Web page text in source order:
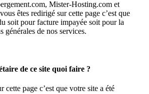
Mister-Hosting.com et
êtes redirigé sur cette page c’est que
soit pour facture impayée soit pour la
de nos services.
de ce site quoi faire ?
cette page c’est que votre site a été